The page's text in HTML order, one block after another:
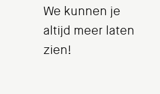
We kunnen je
altijd meer laten
zien!